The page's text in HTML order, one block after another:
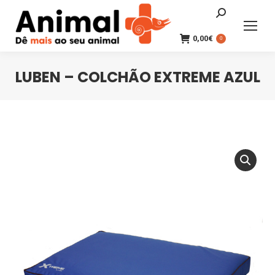
Search:
0,00€ 0
LUBEN – COLCHÃO EXTREME AZUL